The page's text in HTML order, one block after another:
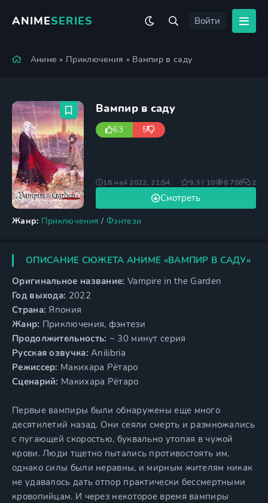
ANIMESERIES Войти
Аниме » Приключения » Вампир в саду
Вампир в саду
63 5
Жанр: Приключения / Фэнтези
Смотреть
18 май 2022, 21:54 9.3 / 10 8 708 2
ОПИСАНИЕ СЮЖЕТА АНИМЕ «ВАМПИР В САДУ»
Оригинальное название: Vampire in the Garden
Год выхода: 2022
Страна: Япония
Жанр: Приключения, фэнтези
Продолжительность: ~ 30 минут серия
Русская озвучка: Anilibria
Режиссер: Макихара Рётаро
Сценарий: Макихара Рётаро
Первые вампиры были обнаружены еще много
десятилетий назад. Они сеяли смерть и размножались
с пугающей скоростью, буквально утопая в чужой
крови. Люди тщетно пытались противостоять им,
однако силы были неравны, и мирным жителям никак
не удавалось дать отпор практически бессмертными
кровопийцам. И через некоторое время вампиры